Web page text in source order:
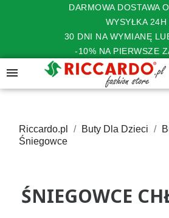
DARMOWA DOSTAWA
WYSYŁKA 24H
30 DNI NA WYMIANĘ
-10% NA PIERWSZE

Riccardo.pl Buty Dla Dzieci
Śniegowce
ŚNIEGOWCE